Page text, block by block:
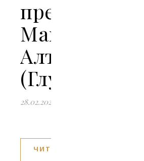
преподобного
Макария
Алтайского
(Глухарёва)
28.02.2024
ЧИТАТЬ